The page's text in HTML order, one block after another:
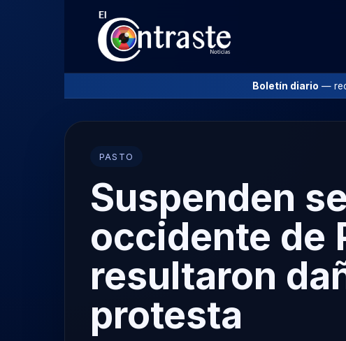
Boletín diario —
PASTO
Suspenden
occidente de
resultaron
protesta